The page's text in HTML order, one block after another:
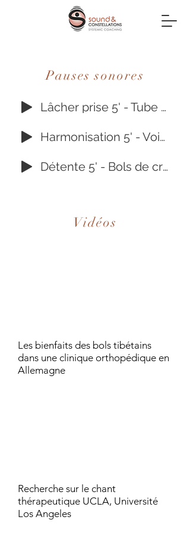
Pauses sonores
Lâcher prise 5' - Tube chimes
Harmonisation 5' - Voix et Shruti box
Détente 5' - Bols de crystal
Vidéos
Les bienfaits des bols tibétains
dans une clinique orthopédique en
Allemagne
Recherche sur le chant
thérapeutique UCLA, Université
Los Angeles